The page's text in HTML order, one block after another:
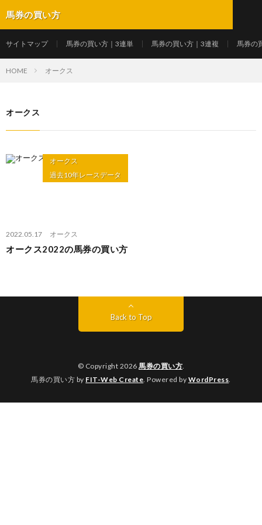
馬券の買い方
サイトマップ 馬券の買い方｜3連単 馬券の買い方｜3連複 馬券の
HOME オークス
オークス
オークス
過去10年レースデータ
2022.05.17 オークス
オークス2022の馬券の買い方
Back to Top
© Copyright 2026 馬券の買い方
馬券の買い方 by FIT-Web Create . Powered by WordPress